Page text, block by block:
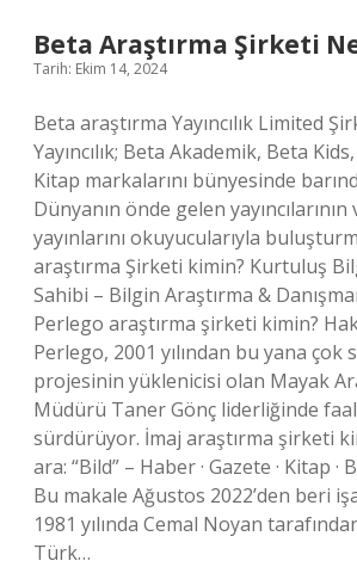
Beta Araştırma Şirketi
Tarih: Ekim 14, 2024
Beta araştırma Yayıncılık Limited
Yayıncılık; Beta Akademik, Beta
Kitap markalarını bünyesinde
Dünyanın önde gelen yayıncılarının
yayınlarını okuyucularıyla
araştırma Şirketi kimin? Kurtuluş
Sahibi – Bilgin Araştırma &
Perlego araştırma şirketi kimin?
Perlego, 2001 yılından bu yana çok
projesinin yüklenicisi olan Mayak
Müdürü Taner Gönç liderliğinde
sürdürüyor. İmaj araştırma şirketi
ara: “Bild” – Haber · Gazete · Kitap ·
Bu makale Ağustos 2022’den beri
1981 yılında Cemal Noyan
Türk…